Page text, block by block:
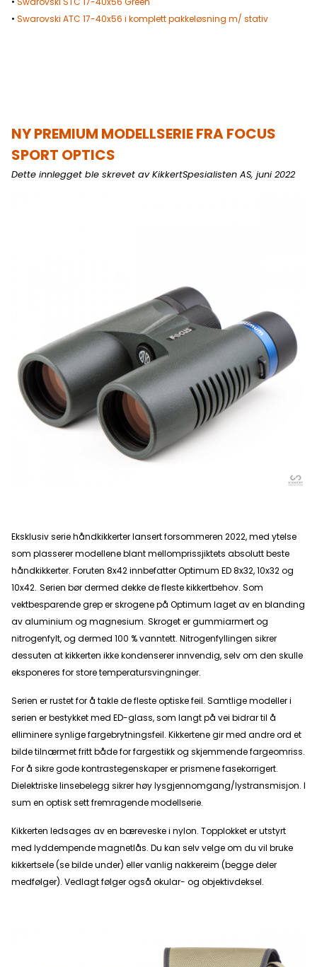
• Swarovski ATC 17-40x56 i komplett pakkeløsning m/ stativ
NYPREMIUM MODELLSERIE FRA FOCUS
SPORT OPTICS
Dette innlegget ble skrevet av KikkertSpesialisten AS, juni 2022
Eksklusiv serie håndkikkerter lansert forsommeren 2022, med ytelse
som plasserer modellene blant mellomprissjiktets absolutt beste
håndkikkerter. Foruten 8x42 innbefatter Optimum ED 8x32, 10x32 og
10x42. Serien bør dermed dekke de fleste kikkertbehov. Som
vektbesparende grep er skrogene på Optimum laget av en blanding
av aluminium og magnesium. Skroget er gummiarmert og
nitrogenfylt, og dermed 100 % vanntett. Nitrogenfyllingen sikrer
dessuten at kikkerten ikke kondenserer innvendig, selv om den skulle
eksponeres for store temperatursvingninger.
Serien er rustet for å takle de fleste optiske feil. Samtlige modeller i
serien er bestykket med ED-glass, som langt på vei bidrar til å
elliminere synlige fargebrytningsfeil. Kikkertene gir med andre ord et
bilde tilnærmet fritt både for fargestikk og skjemmende fargeomriss.
For å sikre gode kontrastegenskaper er prismene fasekorrigert.
Dielektriske linsebelegg sikrer høy lysgjennomgang/lystransmisjon. I
sum en optisk sett fremragende modellserie.
Kikkerten ledsages av en bæreveske i nylon. Topplokket er utstyrt
med lyddempende magnetlås. Du kan selv velge om du vil bruke
kikkertsele (se bilde under) eller vanlig nakkereim (begge deler
medfølger). Vedlagt følger også okular- og objektivdeksel.